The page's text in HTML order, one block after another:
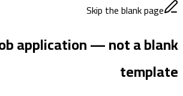
Skip the blank page
application — not a blank
template